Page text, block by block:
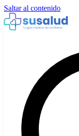
Saltar al contenido